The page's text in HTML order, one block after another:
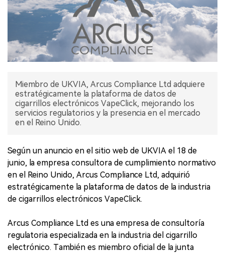
EXPOSICIÓN
ENTREVISTA
Miembro de UKVIA, Arcus Compliance Ltd adquiere
estratégicamente la plataforma de datos de
cigarrillos electrónicos VapeClick, mejorando los
servicios regulatorios y la presencia en el mercado
en el Reino Unido.
Según un anuncio en el sitio web de UKVIA el 18 de
junio, la empresa consultora de cumplimiento normativo
en el Reino Unido, Arcus Compliance Ltd, adquirió
estratégicamente la plataforma de datos de la industria
de cigarrillos electrónicos VapeClick.
Arcus Compliance Ltd es una empresa de consultoría
regulatoria especializada en la industria del cigarrillo
electrónico. También es miembro oficial de la junta